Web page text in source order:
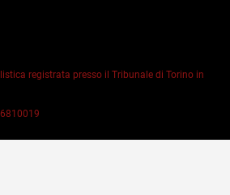
registrata presso il Tribunale di Torino in